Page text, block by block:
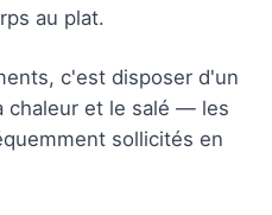
au plat.
c'est disposer d'un
chaleur et le salé — les
sollicités en